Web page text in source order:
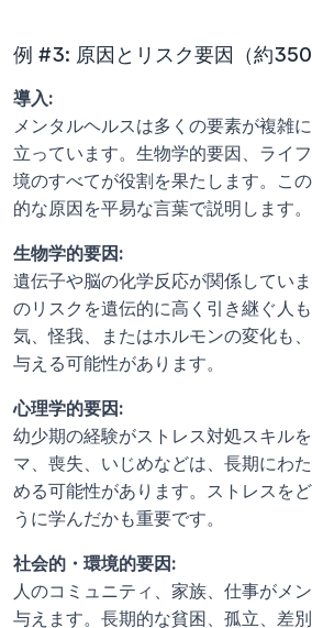
例 #3: 原因とリスク要因（約350
導入:
メンタルヘルスは多くの要素が複雑
立っています。生物学的要因、ライ
境のすべてが役割を果たします。こ
的な原因を平易な言葉で説明します。
生物学的要因:
遺伝子や脳の化学反応が関係してい
のリスクを遺伝的に高く引き継ぐ人
気、怪我、またはホルモンの変化も
与える可能性があります。
心理学的要因:
幼少期の経験がストレス対処スキル
マ、喪失、いじめなどは、長期にわ
める可能性があります。ストレスを
うに学んだかも重要です。
社会的・環境的要因:
人のコミュニティ、家族、仕事がメ
与えます。長期的な貧困、孤立、差